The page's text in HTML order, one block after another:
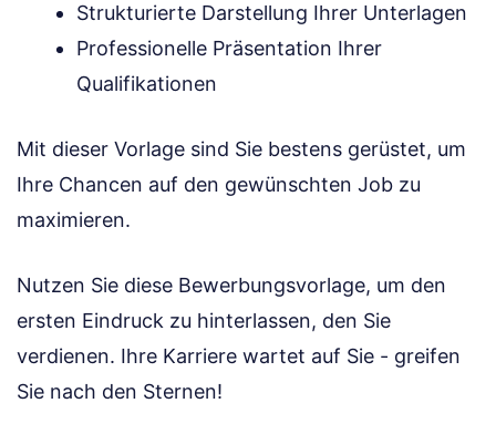
Strukturierte Darstellung Ihrer Unterlagen
Professionelle Präsentation Ihrer
Qualifikationen
Mit dieser Vorlage sind Sie bestens gerüstet, um
Ihre Chancen auf den gewünschten Job zu
maximieren.
Nutzen Sie diese Bewerbungsvorlage, um den
ersten Eindruck zu hinterlassen, den Sie
verdienen. Ihre Karriere wartet auf Sie - greifen
Sie nach den Sternen!